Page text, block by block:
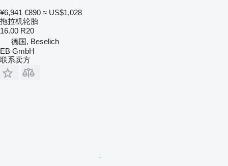
¥6,941 €890 ≈ US$1,028
拖拉机轮胎
16.00 R20
德国, Beselich
EB GmbH
联系卖方